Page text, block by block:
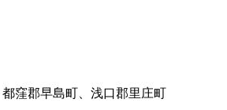
窪郡早島町、浅口郡里庄町